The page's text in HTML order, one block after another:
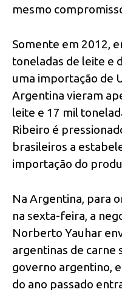
mesmo
Somente em 2012,
toneladas de leite e
uma importação de
Argentina vieram
leite e 17 mil
Ribeiro é
brasileiros a
importação do
Na Argentina, para
na sexta-feira, a
Norberto Yauhar
argentinas de carne
governo argentino,
do ano passado